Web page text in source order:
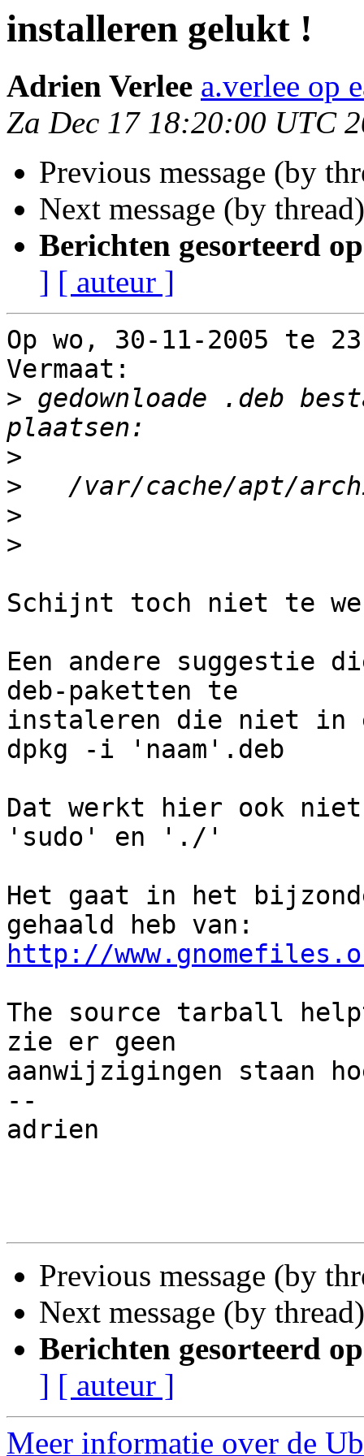
installeren gelukt !
Adrien Verlee a.verlee op
Za Dec 17 18:20:00 UTC
Previous message (by
Next message (by
Berichten gesorteerd
] [ auteur ]
Op wo, 30-11-2005 te
Vermaat:
> gedownloade .deb
>
>
>
>
Schijnt toch niet te
Een andere suggestie
deb-paketten te
instaleren die niet in
dpkg -i 'naam'.deb
Dat werkt hier ook
'sudo' en './'
Het gaat in het
http://
The source tarball
zie er geen
aanwijzigingen staan
--
adrien
Previous message (by
Next message (by
Berichten gesorteerd
] [ auteur ]
Meer informatie over de